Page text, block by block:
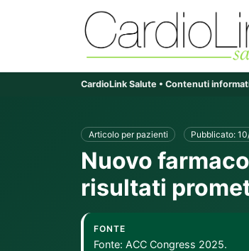
CardioLink Salute • Contenuti
Articolo per pazienti Pubblicato:
Nuovo
risultati
FONTE
Fonte: ACC Congress 2025.